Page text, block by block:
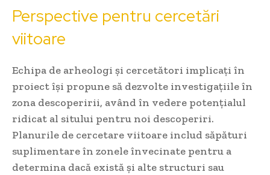
Perspective pentru cercetări
viitoare
Echipa de arheologi și cercetători implicați în
proiect își propune să dezvolte investigațiile în
zona descoperirii, având în vedere potențialul
ridicat al sitului pentru noi descoperiri.
Planurile de cercetare viitoare includ săpături
suplimentare în zonele învecinate pentru a
determina dacă există și alte structuri sau